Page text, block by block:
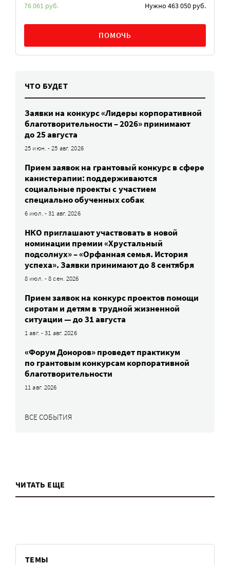
76 061 руб. Нужно 463 050 руб.
ПОМОЧЬ
ЧТО БУДЕТ
Заявки на конкурс «Лидеры корпоративной
благотворительности – 2026» принимают
до 25 августа
25 июн. - 25 авг. 2026
Прием заявок на грантовый конкурс в сфере
канистерапии: поддерживаются
социальные проекты с участием
специально обученных собак
6 июл. - 31 авг. 2026
НКО приглашают участвовать в новой
номинации премии «Хрустальный
подсолнух» – «Орфанная семья. История
успеха». Заявки принимают до 8 сентября
8 июл. - 8 сен. 2026
Прием заявок на конкурс проектов помощи
сиротам и детям в трудной жизненной
ситуации — до 31 августа
1 авг. - 31 авг. 2026
«Форум Доноров» проведет практикум
по грантовым конкурсам корпоративной
благотворительности
11 авг. 2026
ВСЕ СОБЫТИЯ
ЧИТАТЬ ЕЩЕ
ТЕМЫ